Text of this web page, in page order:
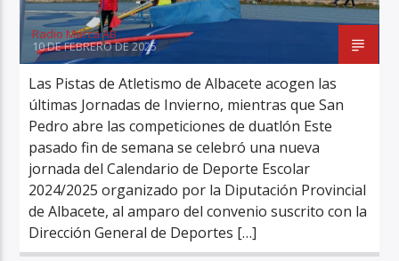
Radio Marca AB
10 DE FEBRERO DE 2025
Las Pistas de Atletismo de Albacete acogen las
últimas Jornadas de Invierno, mientras que San
Pedro abre las competiciones de duatlón Este
pasado fin de semana se celebró una nueva
jornada del Calendario de Deporte Escolar
2024/2025 organizado por la Diputación Provincial
de Albacete, al amparo del convenio suscrito con la
Dirección General de Deportes […]